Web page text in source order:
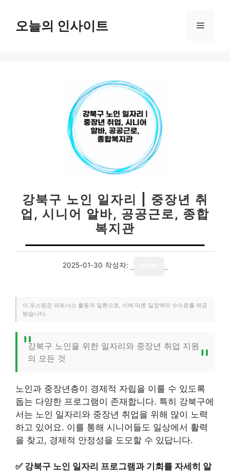
오늘의 인사이트 메
강북구 노인 일자리 | 중장년 취
업, 시니어 알바, 공공근로, 종합
복지관
2025-01-30 작성자:
이 포스팅은 파트너스 활동의 일환으로, 이에 따른 일정액의 수수료를 제공
받습니다.
강북구 노인을 위한 일자리와 중장년 취업 지원
의 모든 것
노인과 중장년층이 경제적 자립을 이룰 수 있도록
돕는 다양한 프로그램이 존재합니다. 특히 강북구에
서는 노인 일자리와 중장년 취업을 위해 많이 노력
하고 있어요. 이를 통해 시니어들도 일상에서 활력
을 찾고, 경제적 안정성을 도모할 수 있답니다.
✅ 강북구 노인 일자리 프로그램과 기회를 자세히 알